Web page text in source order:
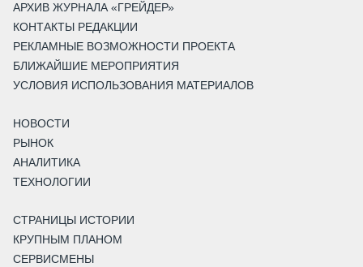
АРХИВ ЖУРНАЛА «ГРЕЙДЕР»
КОНТАКТЫ РЕДАКЦИИ
РЕКЛАМНЫЕ ВОЗМОЖНОСТИ ПРОЕКТА
БЛИЖАЙШИЕ МЕРОПРИЯТИЯ
УСЛОВИЯ ИСПОЛЬЗОВАНИЯ МАТЕРИАЛОВ
НОВОСТИ
РЫНОК
АНАЛИТИКА
ТЕХНОЛОГИИ
СТРАНИЦЫ ИСТОРИИ
КРУПНЫМ ПЛАНОМ
СЕРВИСМЕНЫ